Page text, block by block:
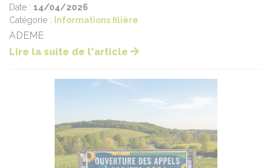
Date : 14/04/2026
Catégorie :
Informations filière
ADEME
Lire la suite de l'article